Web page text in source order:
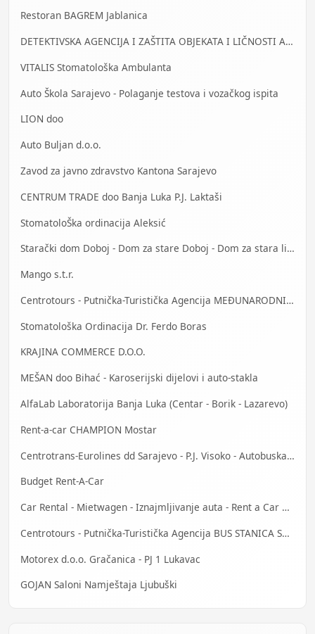
Restoran BAGREM Jablanica
DETEKTIVSKA AGENCIJA I ZAŠTITA OBJEKATA I LIČNOSTI ALFA DM Travnik
VITALIS Stomatološka Ambulanta
Auto Škola Sarajevo - Polaganje testova i vozačkog ispita
LION doo
Auto Buljan d.o.o.
Zavod za javno zdravstvo Kantona Sarajevo
CENTRUM TRADE doo Banja Luka P.J. Laktaši
StomatoloŠka ordinacija Aleksić
Starački dom Doboj - Dom za stare Doboj - Dom za stara lica Doboj
Mango s.t.r.
Centrotours - Putnička-Turistička Agencija MEĐUNARODNI AERODROM Sarajevo
Stomatološka Ordinacija Dr. Ferdo Boras
KRAJINA COMMERCE D.O.O.
MEŠAN doo Bihać - Karoserijski dijelovi i auto-stakla
AlfaLab Laboratorija Banja Luka (Centar - Borik - Lazarevo)
Rent-a-car CHAMPION Mostar
Centrotrans-Eurolines dd Sarajevo - P.J. Visoko - Autobuska stanica
Budget Rent-A-Car
Car Rental - Mietwagen - Iznajmljivanje auta - Rent a Car Banja Luka
Centrotours - Putnička-Turistička Agencija BUS STANICA Sarajevo
Motorex d.o.o. Gračanica - PJ 1 Lukavac
GOJAN Saloni Namještaja Ljubuški